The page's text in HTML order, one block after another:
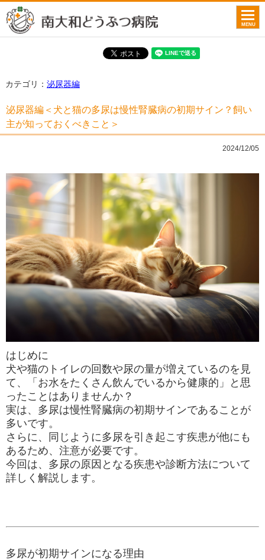
toggle
MENU
カテゴリ： 泌尿器編
泌尿器編＜犬と猫の多尿は慢性腎臓病の初期サイン？飼い
主が知っておくべきこと＞
2024/12/05
はじめに
犬や猫のトイレの回数や尿の量が増えているのを見
て、「お水をたくさん飲んでいるから健康的」と思
ったことはありませんか？
実は、多尿は慢性腎臓病の初期サインであることが
多いです。
さらに、同じように多尿を引き起こす疾患が他にも
あるため、注意が必要です。
今回は、多尿の原因となる疾患や診断方法について
詳しく解説します。
多尿が初期サインになる理由